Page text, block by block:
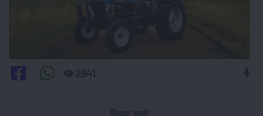
2841